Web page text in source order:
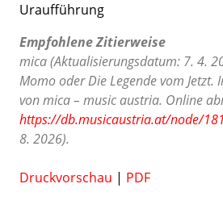
Uraufführung
Empfohlene Zitierweise
mica (Aktualisierungsdatum: 7. 4.
Momo oder Die Legende vom Jetzt.
von mica – music austria. Online
https://db.musicaustria.at/node/
8. 2026).
Druckvorschau | PDF